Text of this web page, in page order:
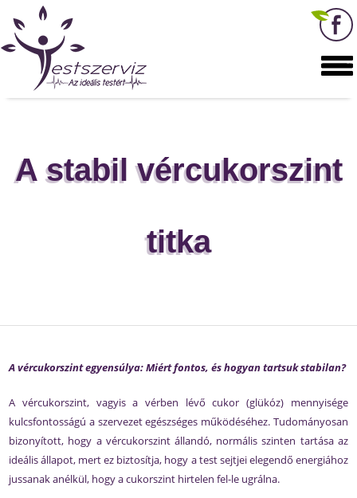
A stabil vércukorszint
titka
A vércukorszint egyensúlya: Miért fontos, és hogyan tartsuk stabilan?
A vércukorszint, vagyis a vérben lévő cukor (glükóz) mennyisége
kulcsfontosságú a szervezet egészséges működéséhez. Tudományosan
bizonyított, hogy a vércukorszint állandó, normális szinten tartása az
ideális állapot, mert ez biztosítja, hogy a test sejtjei elegendő energiához
jussanak anélkül, hogy a cukorszint hirtelen fel-le ugrálna.